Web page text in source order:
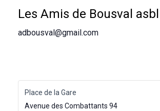
Les Amis de Bousval asbl
adbousval@gmail.com
Place de la Gare
Avenue des Combattants 94